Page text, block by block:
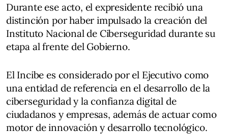
Durante ese acto, el expresidente recibió una
distinción por haber impulsado la creación del
Instituto Nacional de Ciberseguridad durante su
etapa al frente del Gobierno.
El Incibe es considerado por el Ejecutivo como
una entidad de referencia en el desarrollo de la
ciberseguridad y la confianza digital de
ciudadanos y empresas, además de actuar como
motor de innovación y desarrollo tecnológico.